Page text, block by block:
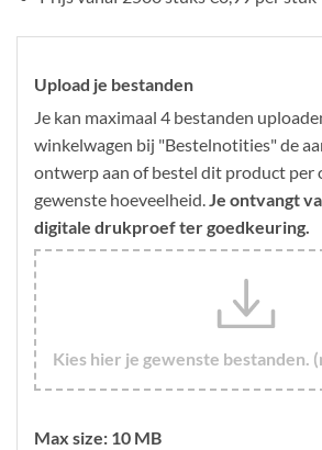
Upload je bestanden
Je kan maximaal 4 bestanden
winkelwagen bij "Bestelnotities" de
ontwerp aan of bestel dit product per
gewenste hoeveelheid.Je ontvangt
digitale drukproef ter goedkeuring.
Kies hier je gewenste bestanden.
Max size: 10 MB